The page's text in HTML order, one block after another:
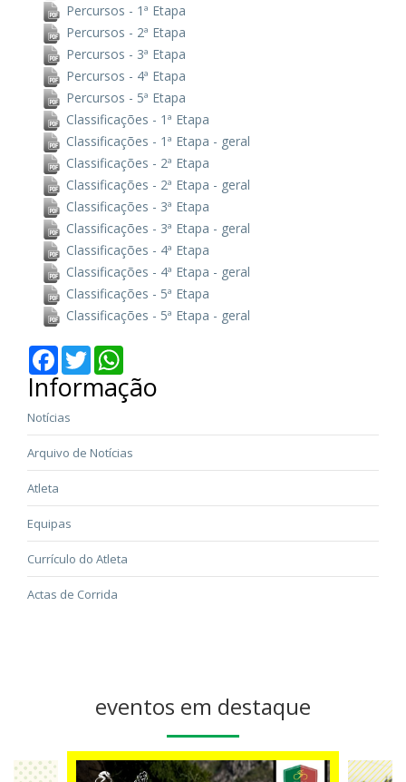
Percursos - 1ª Etapa
Percursos - 2ª Etapa
Percursos - 3ª Etapa
Percursos - 4ª Etapa
Percursos - 5ª Etapa
Classificações - 1ª Etapa
Classificações - 1ª Etapa - geral
Classificações - 2ª Etapa
Classificações - 2ª Etapa - geral
Classificações - 3ª Etapa
Classificações - 3ª Etapa - geral
Classificações - 4ª Etapa
Classificações - 4ª Etapa - geral
Classificações - 5ª Etapa
Classificações - 5ª Etapa - geral
Facebook
Twitter
Informação
Notícias
Arquivo de Notícias
Atleta
Equipas
Currículo do Atleta
Actas de Corrida
eventos em destaque